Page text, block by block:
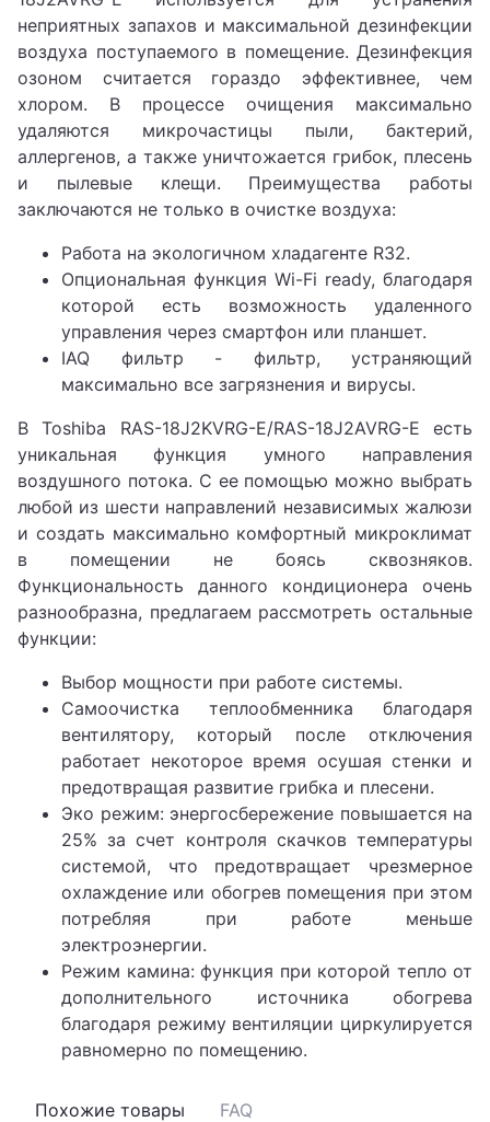
неприятных запахов и максимальной дезинфекции
воздуха поступаемого в помещение. Дезинфекция
озоном считается гораздо эффективнее, чем
хлором. В процессе очищения максимально
удаляются микрочастицы пыли, бактерий,
аллергенов, а также уничтожается грибок, плесень
и пылевые клещи. Преимущества работы
заключаются не только в очистке воздуха:
Работа на экологичном хладагенте R32.
Опциональная функция Wi-Fi ready, благодаря
которой есть возможность удаленного
управления через смартфон или планшет.
IAQ фильтр - фильтр, устраняющий
максимально все загрязнения и вирусы.
В Toshiba RAS-18J2KVRG-E/RAS-18J2AVRG-E есть
уникальная функция умного направления
воздушного потока. С ее помощью можно выбрать
любой из шести направлений независимых жалюзи
и создать максимально комфортный микроклимат
в помещении не боясь сквозняков.
Функциональность данного кондиционера очень
разнообразна, предлагаем рассмотреть остальные
функции:
Выбор мощности при работе системы.
Самоочистка теплообменника благодаря
вентилятору, который после отключения
работает некоторое время осушая стенки и
предотвращая развитие грибка и плесени.
Эко режим: энергосбережение повышается на
25% за счет контроля скачков температуры
системой, что предотвращает чрезмерное
охлаждение или обогрев помещения при этом
потребляя при работе меньше
электроэнергии.
Режим камина: функция при которой тепло от
дополнительного источника обогрева
благодаря режиму вентиляции циркулируется
равномерно по помещению.
Похожие товары FAQ